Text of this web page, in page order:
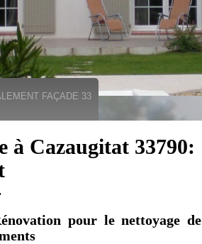
FAÇADE 33
à Cazaugitat 33790:
pour le nettoyage de